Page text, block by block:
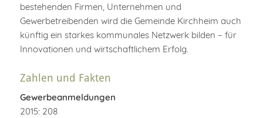
bestehenden Firmen, Unternehmen und
Gewerbetreibenden wird die Gemeinde Kirchheim auch
künftig ein starkes kommunales Netzwerk bilden – für
Innovationen und wirtschaftlichem Erfolg.
Zahlen und Fakten
Gewerbeanmeldungen
2015: 208